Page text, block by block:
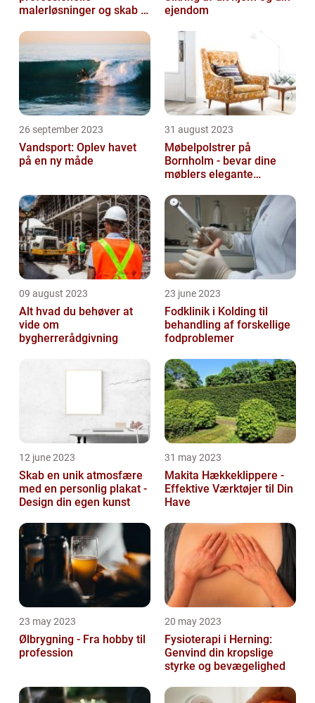
malerløsninger og skab et
ejendom
26 september 2023
Vandsport: Oplev havet
på en ny måde
31 august 2023
Møbelpolstrer på
Bornholm - bevar dine
møblers elegante
09 august 2023
Alt hvad du behøver at
vide om
bygherrerådgivning
23 june 2023
Fodklinik i Kolding til
behandling af forskellige
fodproblemer
12 june 2023
Skab en unik atmosfære
med en personlig plakat -
Design din egen kunst
31 may 2023
Makita Hækkeklippere -
Effektive Værktøjer til Din
Have
23 may 2023
Ølbrygning - Fra hobby til
profession
20 may 2023
Fysioterapi i Herning:
Genvind din kropslige
styrke og bevægelighed